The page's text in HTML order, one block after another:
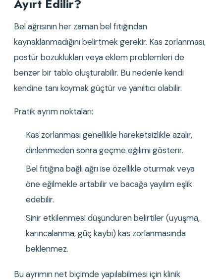
Ayırt Edilir?
Bel ağrısının her zaman bel fıtığından
kaynaklanmadığını belirtmek gerekir. Kas zorlanması,
postür bozuklukları veya eklem problemleri de
benzer bir tablo oluşturabilir. Bu nedenle kendi
kendine tanı koymak güçtür ve yanıltıcı olabilir.
Pratik ayrım noktaları:
Kas zorlanması genellikle hareketsizlikle azalır,
dinlenmeden sonra geçme eğilimi gösterir.
Bel fıtığına bağlı ağrı ise özellikle oturmak veya
öne eğilmekle artabilir ve bacağa yayılım eşlik
edebilir.
Sinir etkilenmesi düşündüren belirtiler (uyuşma,
karıncalanma, güç kaybı) kas zorlanmasında
beklenmez.
Bu ayrımın net biçimde yapılabilmesi için klinik